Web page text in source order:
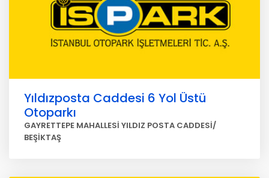
Yıldızposta Caddesi 6 Yol Üstü
Otoparkı
GAYRETTEPE MAHALLESİ YILDIZ POSTA CADDESİ/
BEŞİKTAŞ